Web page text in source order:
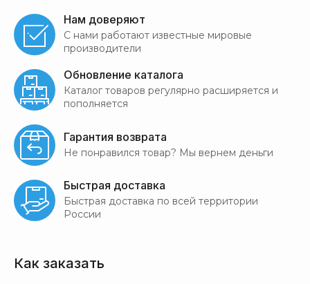
Нам доверяют
С нами работают известные мировые
производители
Обновление каталога
Каталог товаров регулярно расширяется и
пополняется
Гарантия возврата
Не понравился товар? Мы вернем деньги
Быстрая доставка
Быстрая доставка по всей территории
России
Как заказать